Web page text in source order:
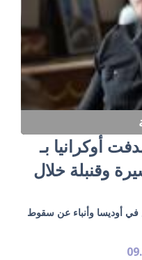
أوكرانيا بـ
و3000 مسيرة وقنبلة خلال
أوديسا وأنباء عن سقوط